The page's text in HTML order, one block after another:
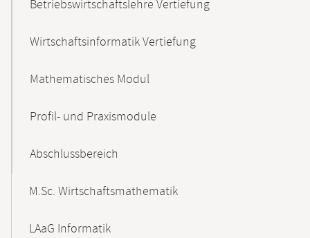
Betriebswirtschaftslehre Vertiefung
Wirtschaftsinformatik Vertiefung
Mathematisches Modul
Profil- und Praxismodule
Abschlussbereich
M.Sc. Wirtschaftsmathematik
LAaG Informatik